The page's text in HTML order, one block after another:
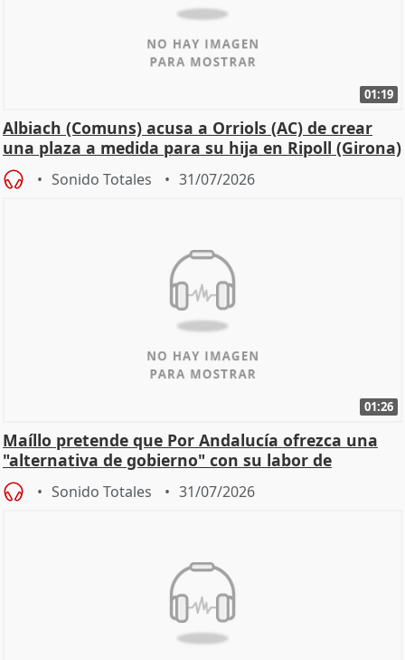
01:19
Albiach (Comuns) acusa a Orriols (AC) de crear
una plaza a medida para su hija en Ripoll (Girona)
Sonido Totales 31/07/2026
01:26
Maíllo pretende que Por Andalucía ofrezca una
"alternativa de gobierno" con su labor de
oposición
Sonido Totales 31/07/2026